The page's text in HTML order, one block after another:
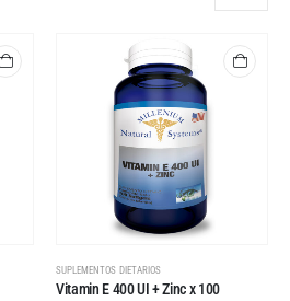
SUPLEMENTOS DIETARIOS
Vitamin E 400 UI + Zinc x 100